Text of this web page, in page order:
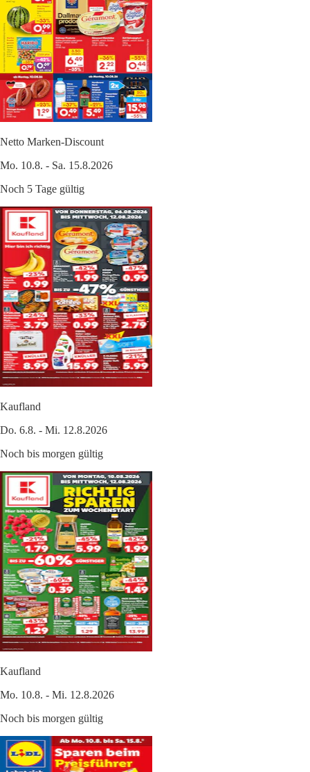
Netto Marken-Discount
Mo. 10.8. - Sa. 15.8.2026
Noch 5 Tage gültig
Kaufland
Do. 6.8. - Mi. 12.8.2026
Noch bis morgen gültig
Kaufland
Mo. 10.8. - Mi. 12.8.2026
Noch bis morgen gültig